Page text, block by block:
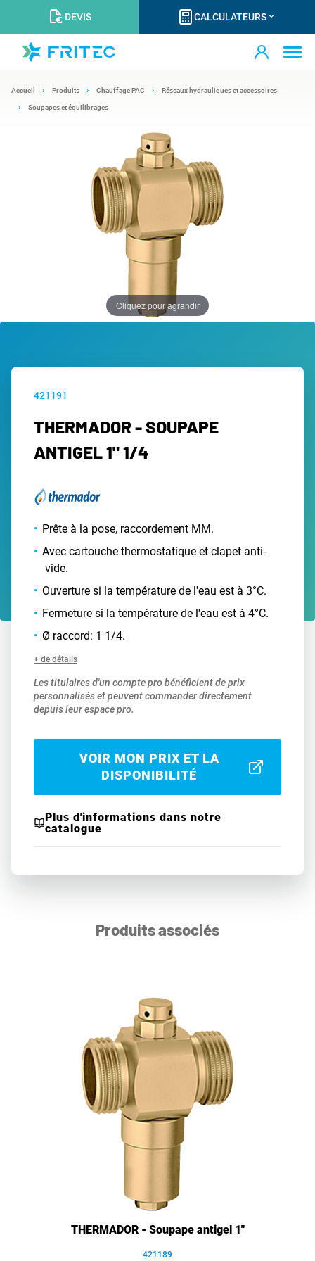
DEVIS CALCULATEURS
Accueil Produits Chauffage PAC Réseaux hydrauliques et accessoires
Soupapes et équilibrages
Cliquez pour agrandir
421191
THERMADOR - SOUPAPE
ANTIGEL 1" 1/4
Prête à la pose, raccordement MM.
Avec cartouche thermostatique et clapet anti-
vide.
Ouverture si la température de l'eau est à 3°C.
Fermeture si la température de l'eau est à 4°C.
Ø raccord: 1 1/4.
+ de détails
Les titulaires d'un compte pro bénéficient de prix
personnalisés et peuvent commander directement
depuis leur espace pro.
VOIR MON PRIX ET LA
DISPONIBILITÉ
Plus d'informations dans notre
catalogue
Produits associés
THERMADOR - Soupape antigel 1"
421189